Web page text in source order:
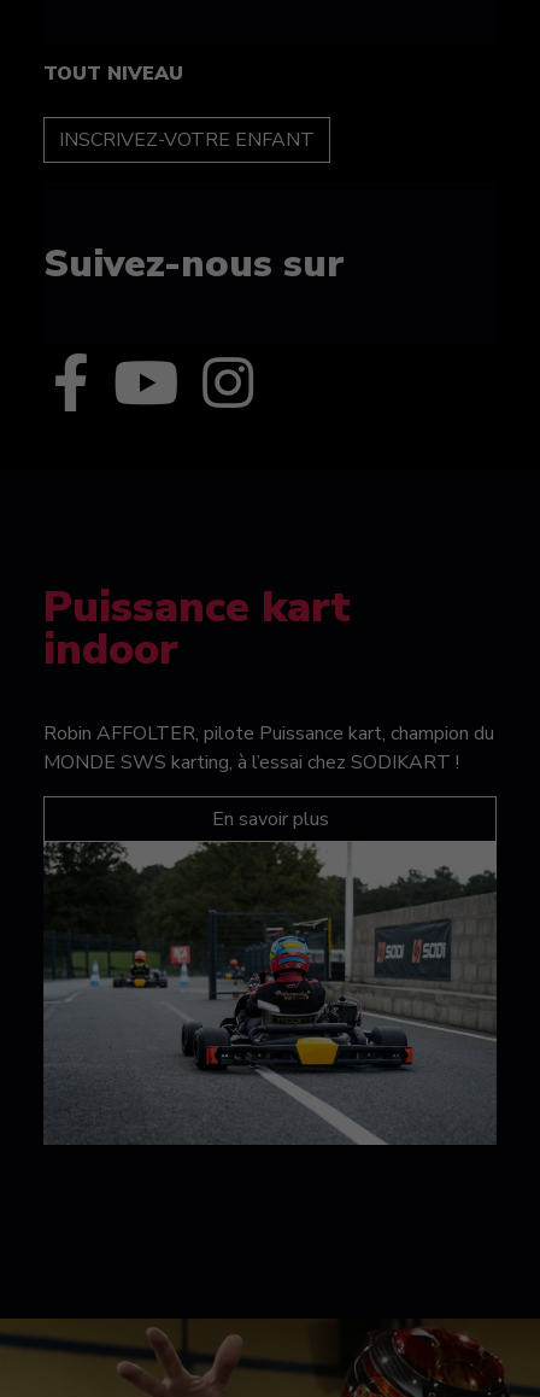
TOUT NIVEAU
INSCRIPTION
Suivez-nous sur
Puissance kart
indoor
Robin AFFOLTER, pilote Puissance kart, champion du
MONDE SWS karting, à l’essai chez SODIKART !
En savoir plus